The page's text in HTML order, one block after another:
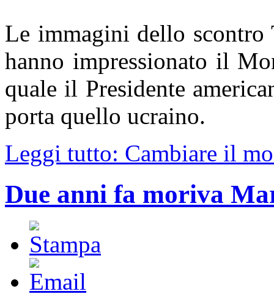
Le immagini dello scontro
hanno impressionato il
quale il Presidente
porta quello ucraino.
Leggi tutto: Cambiare il
Due anni fa moriva